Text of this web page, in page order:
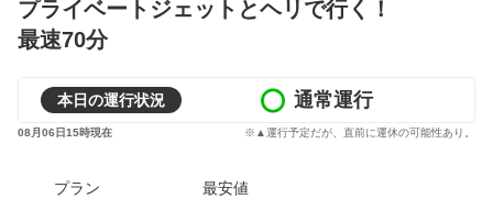
プライベートジェットとヘリで行く！
最速70分
本日の運行状況 通常運行
08月06日15時現在 ※▲運行予定だが、直前に運休の可能性あり。
プラン 最安値